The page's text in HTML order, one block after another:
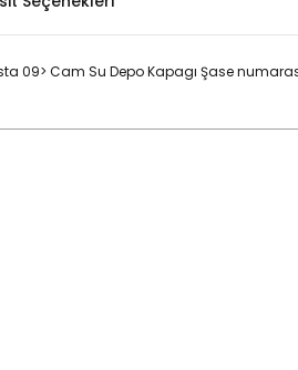
09> Cam Su Depo Kapagı Şase